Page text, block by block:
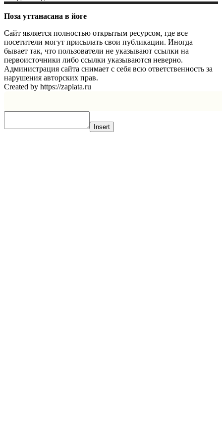
Поза уттанасана в йоге
Сайт является полностью открытым ресурсом, где все
посетители могут присылать свои публикации. Иногда
бывает так, что пользователи не указывают ссылки на
первоисточники либо ссылки указываются неверно.
Администрация сайта снимает с себя всю ответственность за
нарушения авторских прав.
Created by https://zaplata.ru
Insert